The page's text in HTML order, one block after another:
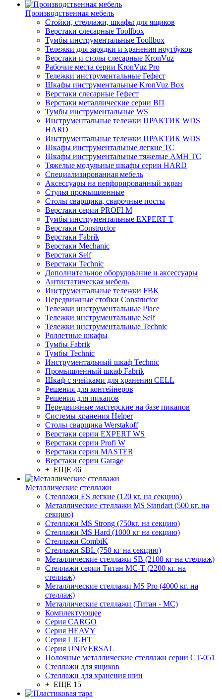
Производственная мебель
Стойки, стеллажи, шкафы для ящиков
Верстаки слесарные Toollbox
Тумбы инструментальные Toollbox
Тележки для зарядки и хранения ноутбуков
Верстаки и столы слесарные KronVuz
Рабочие места серии KronVuz Pro
Тележки инструментальные Гефест
Шкафы инструментальные KronVuz Box
Верстаки слесарные Гефест
Верстаки металлические серии ВП
Тумбы инструментальные WS
Инструментальные тележки ПРАКТИК WDS
HARD
Инструментальные тележки ПРАКТИК WDS
Шкафы инструментальные легкие ТС
Шкафы инструментальные тяжелые AMH TC
Тяжелые модульные шкафы серии HARD
Cпециализированная мебель
Аксессуары на перфорированный экран
Стулья промышленные
Столы сварщика, сварочные посты
Верстаки серии PROFI M
Тумбы инструментальные EXPERT T
Верстаки Constructor
Верстаки Fabrik
Верстаки Mechanic
Верстаки Self
Верстаки Technic
Дополнительное оборудование и аксессуары
Антистатическая мебель
Инструментальные тележки FBK
Передвижные стойки Constructor
Тележки инструментальные Place
Тележки инструментальные Self
Тележки инструментальные Technic
Роллетные шкафы
Тумбы Fabrik
Тумбы Technic
Инструментальный шкаф Technic
Промышленный шкаф Fabrik
Шкаф с ячейками для хранения CELL
Решения для контейнеров
Решения для пикапов
Передвижные мастерские на базе пикапов
Системы хранения Helper
Столы сварщика Werstakoff
Верстаки серии EXPERT WS
Верстаки серии Profi W
Верстаки серии MASTER
Верстаки серии Garage
+ ЕЩЕ 46
Металлические стеллажи
Стеллажи ES легкие (120 кг. на секцию)
Металлические стеллажи MS Standart (500 кг. на
секцию)
Стеллажи MS Strong (750кг. на секцию)
Стеллажи MS Hard (1000 кг на секцию)
Стеллажи CombiK
Стеллажи SBL (750 кг на секцию)
Металлические стеллажи SB (2100 кг на стеллаж)
Стеллажи серии Титан МС-Т (2200 кг. на
стеллаж)
Металлические стеллажи MS Pro (4000 кг. на
стеллаж)
Металлические стеллажи (Титан - МС)
Комплектующее
Серия CARGO
Серия HEAVY
Серия LIGHT
Серия UNIVERSAL
Полочные металлические стеллажи серии СТ-051
Стеллажи для ящиков
Стеллажи для хранения шин
+ ЕЩЕ 15